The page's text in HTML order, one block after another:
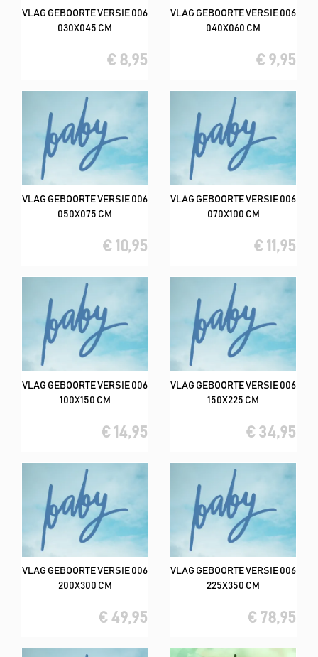
VLAG GEBOORTE VERSIE 006
030X045 CM
€ 8,95
VLAG GEBOORTE VERSIE 006
040X060 CM
€ 9,95
VLAG GEBOORTE VERSIE 006
050X075 CM
€ 10,95
VLAG GEBOORTE VERSIE 006
070X100 CM
€ 11,95
VLAG GEBOORTE VERSIE 006
100X150 CM
€ 14,95
VLAG GEBOORTE VERSIE 006
150X225 CM
€ 34,95
VLAG GEBOORTE VERSIE 006
200X300 CM
€ 49,95
VLAG GEBOORTE VERSIE 006
225X350 CM
€ 78,95